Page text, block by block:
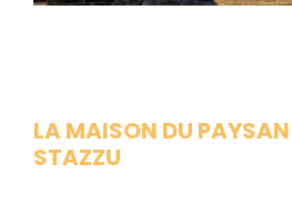
LA MAISON DU PAYSAN
STAZZU